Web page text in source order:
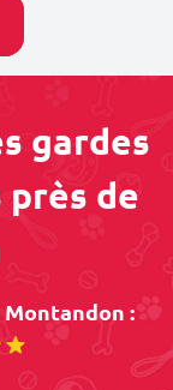
gardes
de
: